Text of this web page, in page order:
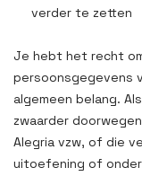
verder te zetten
Je hebt het recht
persoonsgegevens
algemeen belang.
zwaarder
Alegria vzw, of die
uitoefening of